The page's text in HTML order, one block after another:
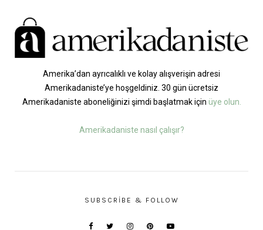
Amerika’dan ayrıcalıklı ve kolay alışverişin adresi
Amerikadaniste’ye hoşgeldiniz. 30 gün ücretsiz
Amerikadaniste aboneliğinizi şimdi başlatmak için üye olun.
Amerikadaniste nasıl çalışır?
SUBSCRIBE & FOLLOW